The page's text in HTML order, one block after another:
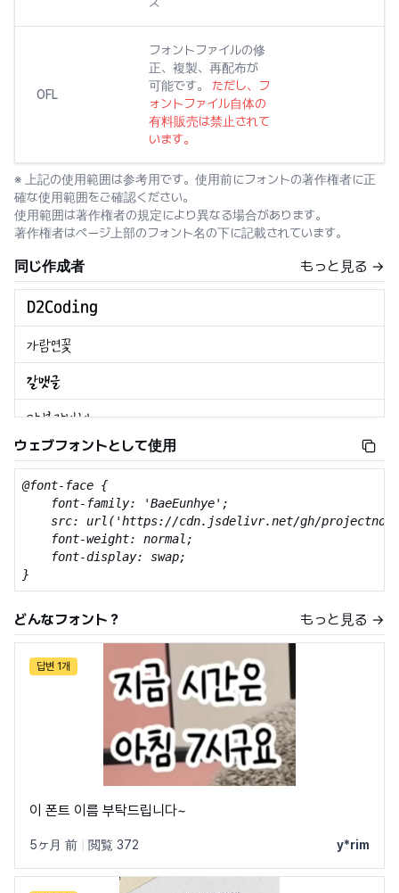
OFL
フォントファイルの修
正、複製、再配布が
可能です。 ただし、フ
ォントファイル自体の
有料販売は禁止されて
います。
※ 上記の使用範囲は参考用です。使用前にフォントの著作権者に正
確な使用範囲をご確認ください。
使用範囲は著作権者の規定により異なる場合があります。
著作権者はページ上部のフォント名の下に記載されています。
同じ作成者 もっと見る →
ネイバーのすべてのフォントを見る →
ウェブフォントとして使用
@font-face {
    font-family: 'BaeEunhye';
src: url('https://cdn.jsdelivr.net/gh/
    font-weight: normal;
    font-display: swap;
}
どんなフォント？ もっと見る →
답변 1개
이 폰트 이름 부탁드립니다~
5ヶ月 前 閲覧 372 y*rim